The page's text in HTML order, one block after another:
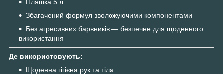
Пляшка 5 л
Збагачений формул зволожуючими компонентами
Без агресивних барвників — безпечне для щоденного
використання
Де використовують:
Щоденна гігієна рук та тіла